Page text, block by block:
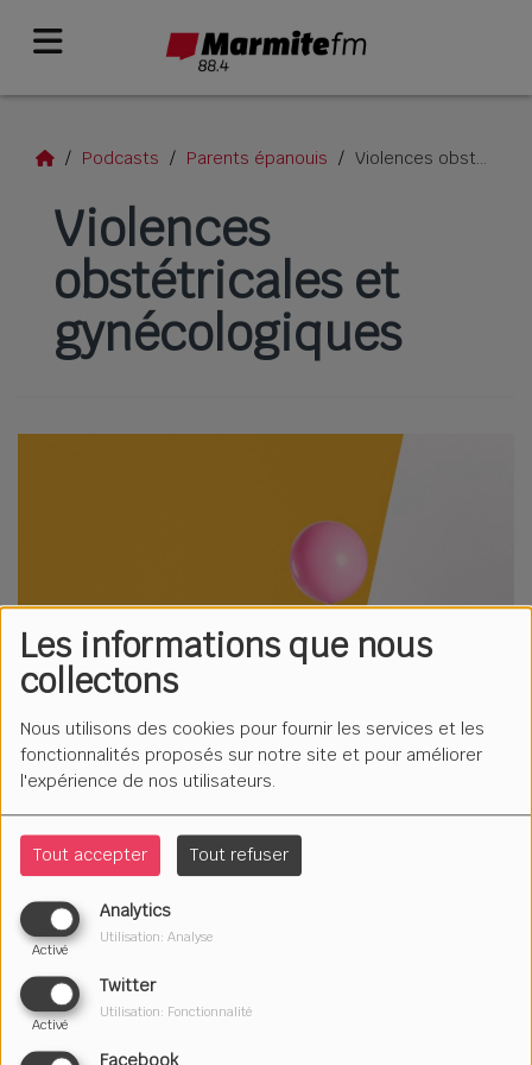
Les informations que nous
collectons
Nous utilisons des cookies pour fournir les services et les
fonctionnalités proposés sur notre site et pour améliorer
l'expérience de nos utilisateurs.
Tout accepter Tout refuser
Analytics
Activé
Utilisation: Analyse
Twitter
Activé
Utilisation: Fonctionnalité
Facebook
Podcasts Parents épanouis Violences obstétricales et gynécologiques
Violences
obstétricales et
gynécologiques
25 juillet 2022
Écouter le podcast
À chacun son émission des « Maternelles » ! Fanta,